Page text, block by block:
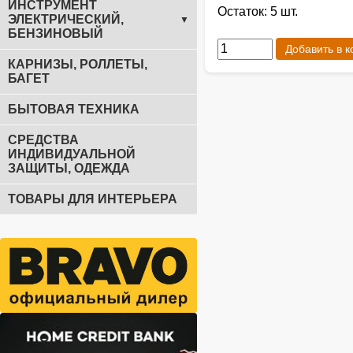
ИНСТРУМЕНТ
ЭЛЕКТРИЧЕСКИЙ,
БЕНЗИНОВЫЙ
▼
КАРНИЗЫ, РОЛЛЕТЫ,
БАГЕТ
БЫТОВАЯ ТЕХНИКА
СРЕДСТВА
ИНДИВИДУАЛЬНОЙ
ЗАЩИТЫ, ОДЕЖДА
ТОВАРЫ ДЛЯ ИНТЕРЬЕРА
Остаток: 5 шт.
Добавить в